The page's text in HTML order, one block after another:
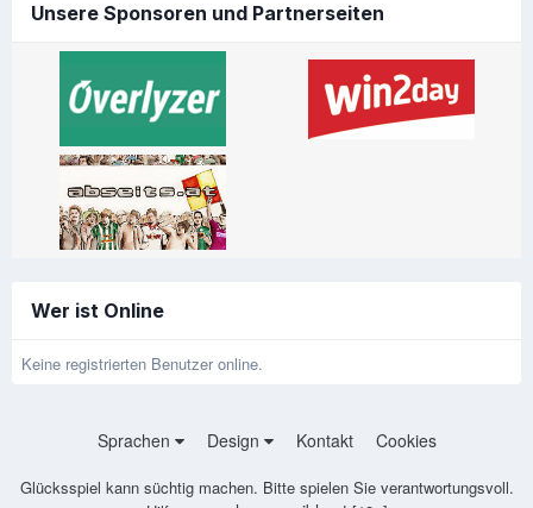
Unsere Sponsoren und Partnerseiten
Wer ist Online
Keine registrierten Benutzer online.
Sprachen Design Kontakt Cookies
Glücksspiel kann süchtig machen. Bitte spielen Sie verantwortungsvoll.